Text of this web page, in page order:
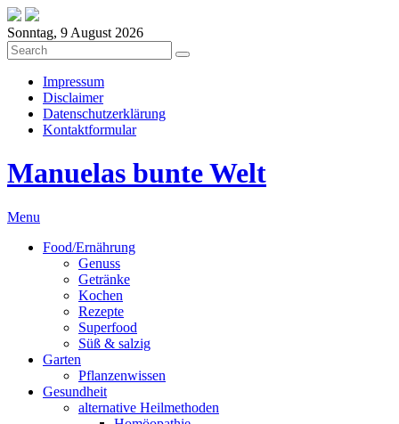
Sonntag, 9 August 2026
Impressum
Disclaimer
Datenschutzerklärung
Kontaktformular
Manuelas bunte Welt
Menu
Food/Ernährung
Genuss
Getränke
Kochen
Rezepte
Superfood
Süß & salzig
Garten
Pflanzenwissen
Gesundheit
alternative Heilmethoden